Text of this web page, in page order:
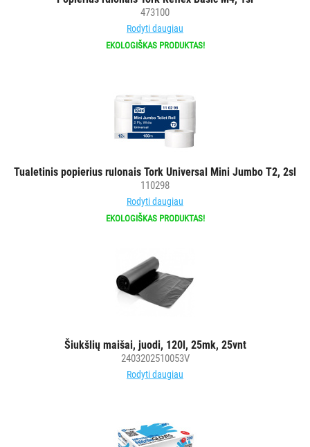
473100
Rodyti daugiau
EKOLOGIŠKAS PRODUKTAS!
Tualetinis popierius rulonais Tork Universal Mini Jumbo T2, 2sl
110298
Rodyti daugiau
EKOLOGIŠKAS PRODUKTAS!
Šiukšlių maišai, juodi, 120l, 25mk, 25vnt
2403202510053V
Rodyti daugiau